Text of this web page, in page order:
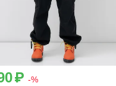
p -%